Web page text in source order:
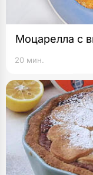
Моцарелла с
20 мин.